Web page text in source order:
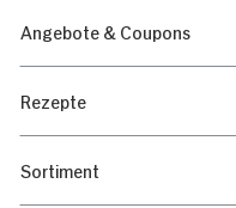
Angebote & Coupons
Rezepte
Sortiment